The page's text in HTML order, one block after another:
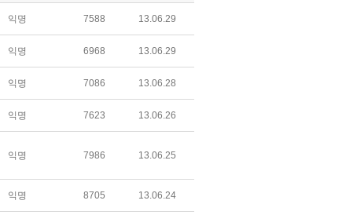
익명 7588 13.06.29
익명 6968 13.06.29
익명 7086 13.06.28
익명 7623 13.06.26
익명 7986 13.06.25
익명 8705 13.06.24